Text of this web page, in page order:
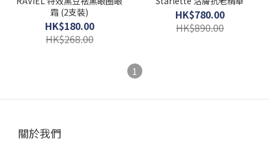
霜 (2支裝)
HK$180.00
HK$268.00
HK$780.00
HK$890.00
1
關於我們